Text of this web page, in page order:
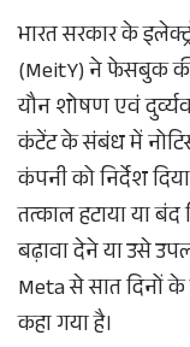
भारत सरकार के
(MeitY) ने फेसबुक की
यौन शोषण एवं
कंटेंट के संबंध में
कंपनी को निर्देश
तत्काल हटाया या
बढ़ावा देने या उसे
Meta से सात दिनों
कहा गया है।